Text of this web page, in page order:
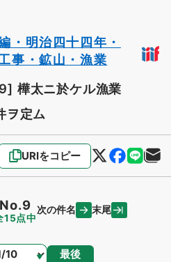
・明治四十四年・
事・鉱山・漁業
樺太ニ於ケル漁業
ヲ定ム
URIをコピー
No.9
15点中
次の件名 末尾
ジ 最後